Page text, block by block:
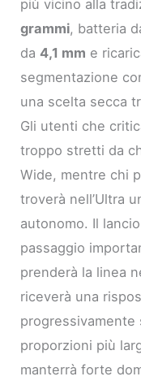
più vicino alla
grammi, batteria
da4,1 mm e
segmentazione
una scelta secca
Gli utenti che
troppo stretti da
Wide, mentre chi
troverà nell’Ultra
autonomo. Il
passaggio
prenderà la linea
riceverà una
progressivamente
proporzioni più
manterrà forte